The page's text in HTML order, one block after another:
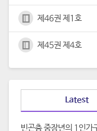
제46권 제1호
제45권 제4호
Latest
빈곤층 중장년의 1인가